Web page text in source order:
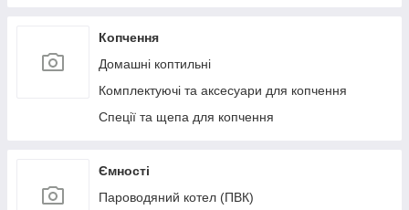
Колони без ємності
Копчення
Домашні коптильні
Комплектуючі та аксесуари для копчення
Спеції та щепа для копчення
Ємності
Пароводяний котел (ПВК)